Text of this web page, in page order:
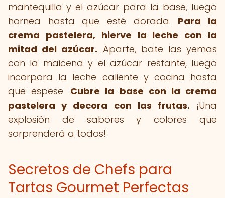
mantequilla y el azúcar para la base, luego
hornea hasta que esté dorada. Para la
crema pastelera, hierve la leche con la
mitad del azúcar. Aparte, bate las yemas
con la maicena y el azúcar restante, luego
incorpora la leche caliente y cocina hasta
que espese. Cubre la base con la crema
pastelera y decora con las frutas. ¡Una
explosión de sabores y colores que
sorprenderá a todos!
Secretos de Chefs para
Tartas Gourmet Perfectas